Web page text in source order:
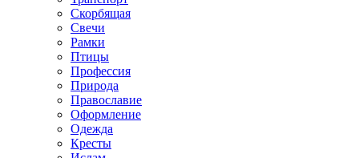
Скорбящая
Свечи
Рамки
Птицы
Профессия
Природа
Православие
Оформление
Одежда
Кресты